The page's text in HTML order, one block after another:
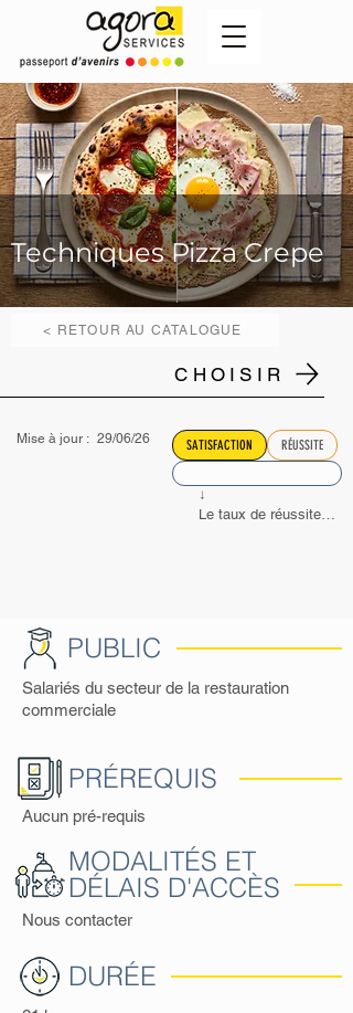
Techniques Pizza Crepe
< RETOUR AU CATALOGUE
CHOISIR
Mise à jour : 29/06/26 SATISFACTION RÉUSSITE
↓
Le taux de réussite ne
PUBLIC
Salariés du secteur de la restauration
commerciale
PRÉREQUIS
Aucun pré-requis
MODALITÉS ET
DÉLAIS D'ACCÈS
Nous contacter
DURÉE